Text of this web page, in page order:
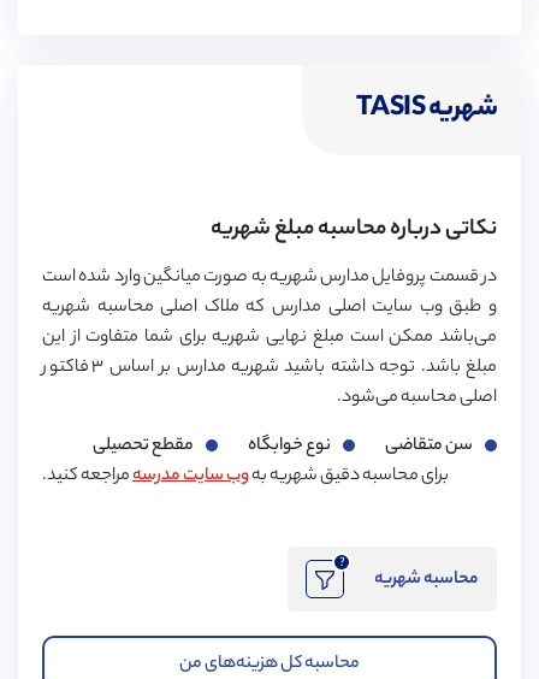
شهریه TASIS
نکاتی درباره محاسبه مبلغ شهریه
در قسمت پروفایل مدارس شهریه به صورت میانگین وارد شده است
و طبق وب سایت اصلی مدارس که ملاک اصلی محاسبه شهریه
می‌باشد ممکن است مبلغ نهایی شهریه برای شما متفاوت از این
مبلغ باشد. توجه داشته باشید شهریه مدارس بر اساس ۳ فاکتور
اصلی محاسبه می‌شود.
سن متقاضی
نوع خوابگاه
مقطع تحصیلی
برای محاسبه دقیق شهریه بهوب سایت مدرسهمراجعه کنید.
محاسبه شهریه
?
محاسبه کل هزینه‌های من